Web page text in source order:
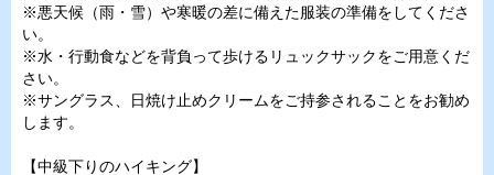
※悪天候（雨・雪）や寒暖の差に備えた服装の準備をしてくださ
い。
※水・行動食などを背負って歩けるリュックサックをご用意くだ
さい。
※サングラス、日焼け止めクリームをご持参されることをお勧め
します。
【中級下りのハイキング】